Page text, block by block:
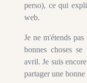
perso), ce qui
web.
Je ne m'étends
bonnes choses
avril. Je suis
partager une